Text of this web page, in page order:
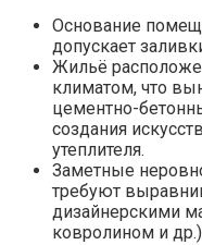
Основание
допускает
Жильё
климатом, что
цементно-
создания
утеплителя.
Заметные
требуют
дизайнерскими
ковролином и